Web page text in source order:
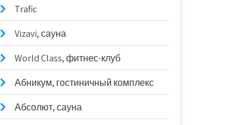
Trafic
Vizavi, сауна
World Class, фитнес-клуб
Абникум, гостиничный комплекс
Абсолют, сауна